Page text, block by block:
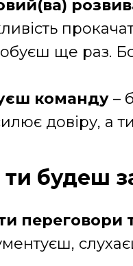
переговори
ще раз.
команду –
довіру, а
будеш